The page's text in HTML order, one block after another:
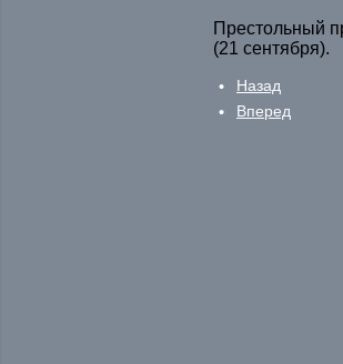
Престольный
(21 сентября).
Назад
Вперед